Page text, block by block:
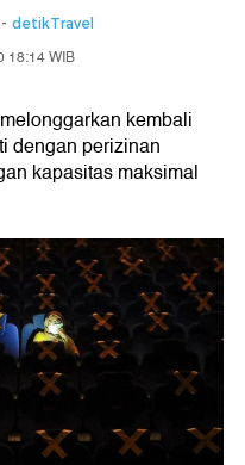
detikTravel
18:14 WIB
kembali
dengan perizinan
kapasitas maksimal